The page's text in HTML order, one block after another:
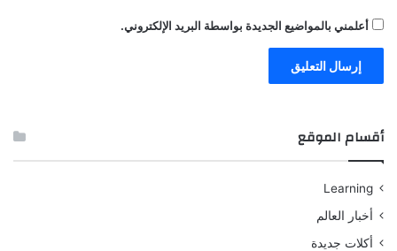
أعلمني بالمواضيع الجديدة بواسطة البريد الإلكتروني.
أقسام الموقع
Learning
أخبار العالم
أكلات جديدة